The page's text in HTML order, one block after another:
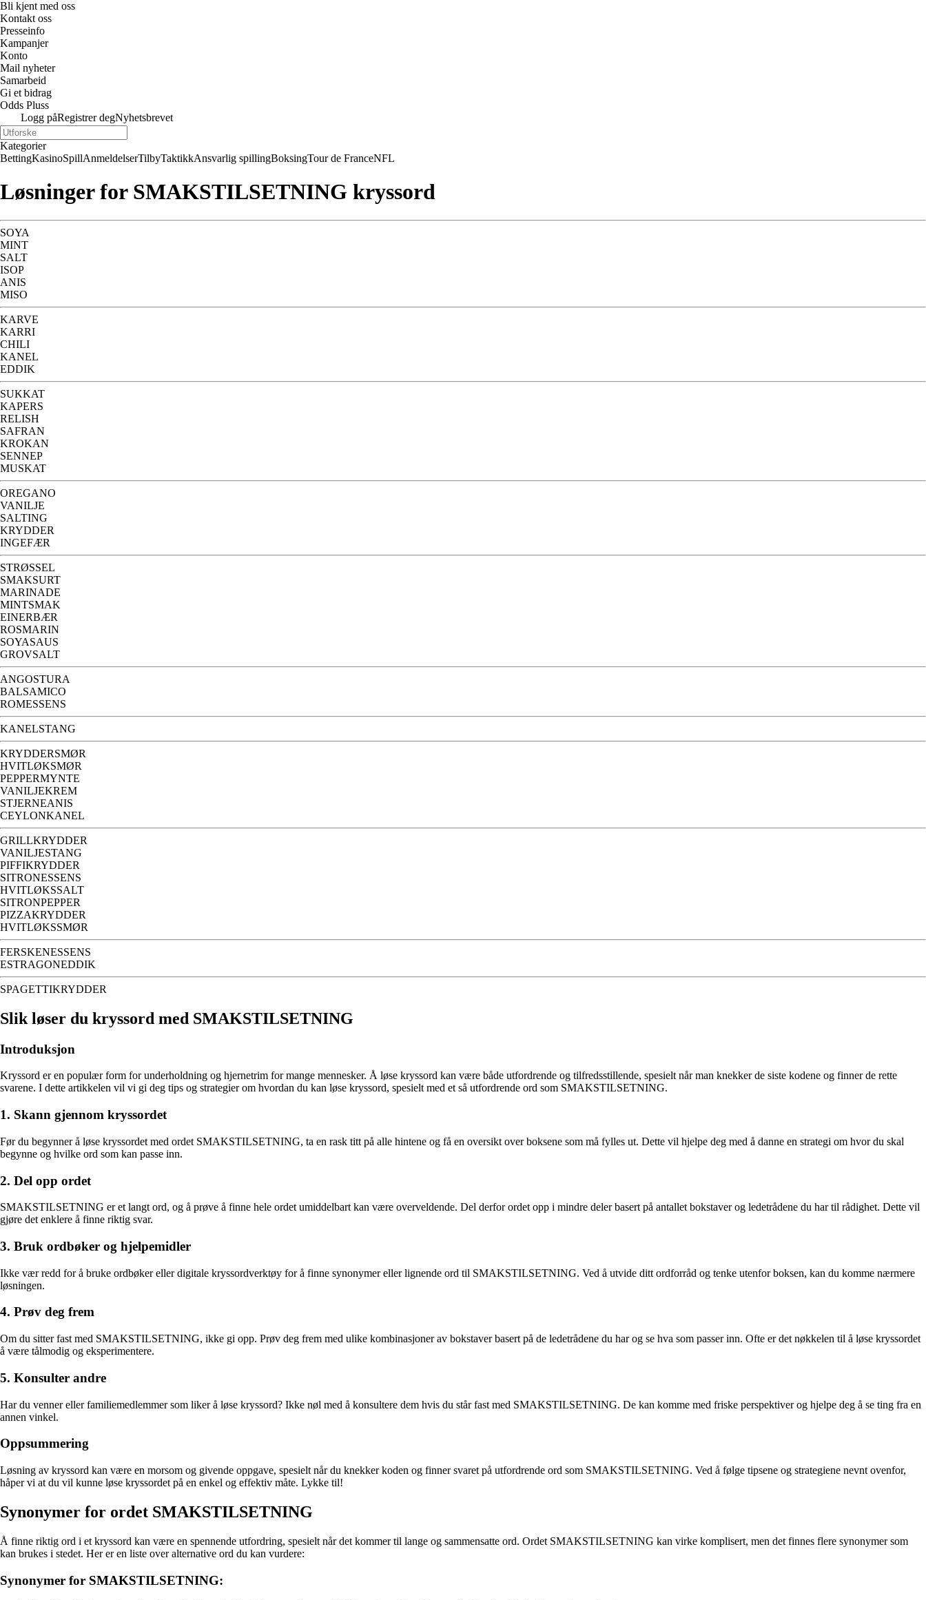
Bli kjent med oss
Kontakt oss
Presseinfo
Kampanjer
Konto
Mail nyheter
Samarbeid
Gi et bidrag
Odds Pluss
Logg påRegistrer degNyhetsbrevet
Kategorier
BettingKasinoSpillAnmeldelserTilbyTaktikkAnsvarlig spillingBoksingTour de FranceNFL
Løsninger for SMAKSTILSETNING kryssord
SOYA
MINT
SALT
ISOP
ANIS
MISO
KARVE
KARRI
CHILI
KANEL
EDDIK
SUKKAT
KAPERS
RELISH
SAFRAN
KROKAN
SENNEP
MUSKAT
OREGANO
VANILJE
SALTING
KRYDDER
INGEFÆR
STRØSSEL
SMAKSURT
MARINADE
MINTSMAK
EINERBÆR
ROSMARIN
SOYASAUS
GROVSALT
ANGOSTURA
BALSAMICO
ROMESSENS
KANELSTANG
KRYDDERSMØR
HVITLØKSMØR
PEPPERMYNTE
VANILJEKREM
STJERNEANIS
CEYLONKANEL
GRILLKRYDDER
VANILJESTANG
PIFFIKRYDDER
SITRONESSENS
HVITLØKSSALT
SITRONPEPPER
PIZZAKRYDDER
HVITLØKSSMØR
FERSKENESSENS
ESTRAGONEDDIK
SPAGETTIKRYDDER
Slik løser du kryssord med SMAKSTILSETNING
Introduksjon
Kryssord er en populær form for underholdning og hjernetrim for mange mennesker. Å løse kryssord kan være både utfordrende og tilfredsstillende, spesielt når man knekker de siste kodene og finner de rette
svarene. I dette artikkelen vil vi gi deg tips og strategier om hvordan du kan løse kryssord, spesielt med et så utfordrende ord som SMAKSTILSETNING.
1. Skann gjennom kryssordet
Før du begynner å løse kryssordet med ordet SMAKSTILSETNING, ta en rask titt på alle hintene og få en oversikt over boksene som må fylles ut. Dette vil hjelpe deg med å danne en strategi om hvor du skal
begynne og hvilke ord som kan passe inn.
2. Del opp ordet
SMAKSTILSETNING er et langt ord, og å prøve å finne hele ordet umiddelbart kan være overveldende. Del derfor ordet opp i mindre deler basert på antallet bokstaver og ledetrådene du har til rådighet. Dette vil
gjøre det enklere å finne riktig svar.
3. Bruk ordbøker og hjelpemidler
Ikke vær redd for å bruke ordbøker eller digitale kryssordverktøy for å finne synonymer eller lignende ord til SMAKSTILSETNING. Ved å utvide ditt ordforråd og tenke utenfor boksen, kan du komme nærmere
løsningen.
4. Prøv deg frem
Om du sitter fast med SMAKSTILSETNING, ikke gi opp. Prøv deg frem med ulike kombinasjoner av bokstaver basert på de ledetrådene du har og se hva som passer inn. Ofte er det nøkkelen til å løse kryssordet
å være tålmodig og eksperimentere.
5. Konsulter andre
Har du venner eller familiemedlemmer som liker å løse kryssord? Ikke nøl med å konsultere dem hvis du står fast med SMAKSTILSETNING. De kan komme med friske perspektiver og hjelpe deg å se ting fra en
annen vinkel.
Oppsummering
Løsning av kryssord kan være en morsom og givende oppgave, spesielt når du knekker koden og finner svaret på utfordrende ord som SMAKSTILSETNING. Ved å følge tipsene og strategiene nevnt ovenfor,
håper vi at du vil kunne løse kryssordet på en enkel og effektiv måte. Lykke til!
Synonymer for ordet SMAKSTILSETNING
Å finne riktig ord i et kryssord kan være en spennende utfordring, spesielt når det kommer til lange og sammensatte ord. Ordet SMAKSTILSETNING kan virke komplisert, men det finnes flere synonymer som
kan brukes i stedet. Her er en liste over alternative ord du kan vurdere:
Synonymer for SMAKSTILSETNING: